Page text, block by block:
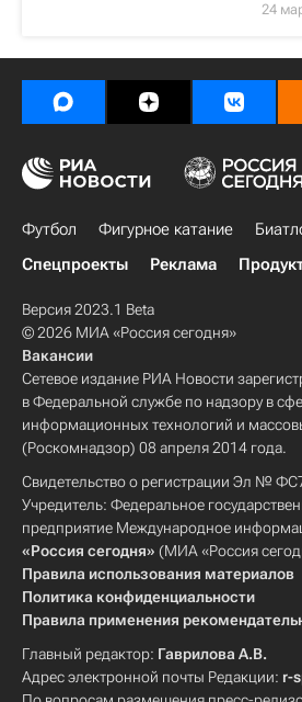
24
Футбол Фигурное катание
Спецпроекты
Реклама
Версия 2023.1 Beta
© 2026 МИА «Россия сегодня»
Вакансии
Сетевое издание РИА Новости
в Федеральной службе по надзору в
информационных технологий и
(Роскомнадзор) 08 апреля 2014 года.
Свидетельство о регистрации Эл №
Учредитель: Федеральное
предприятие Международное
«Россия сегодня» (МИА «Россия
Правила использования материалов
Политика конфиденциальности
Правила применения
Главный редактор: Гаврилова А.В.
Адрес электронной почты Редакции: r-